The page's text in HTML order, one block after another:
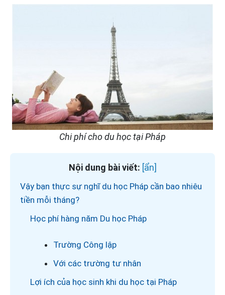
Chi phí cho du học tại Pháp
Nội dung bài viết:
Vậy bạn thực sự nghĩ du học Pháp cần bao nhiêu
tiền mỗi tháng?
Học phí hàng năm Du học Pháp
Trường Công lập
Với các trường tư nhân
Lợi ích của học sinh khi du học tại Pháp